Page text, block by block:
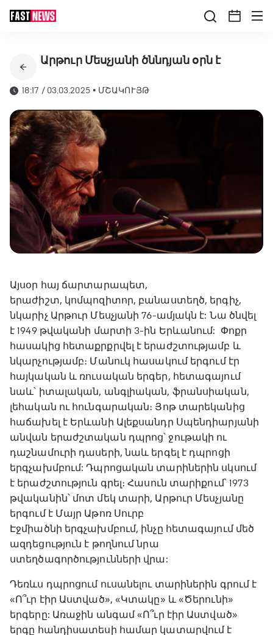
Արթուր Մեսչյանի ծննդյան օրն է
18:17 / 03.03.2025 • ՄՇԱԿՈՒՅԹ
Այսօր հայ ճարտարապետ,
երաժիշտ, կոմպոզիտոր, բանաստեղծ, երգիչ,
նկարիչ Արթուր Մեսչյանի 76-ամյակն է: Նա ծնվել
է 1949 թվականի մարտի 3-ին Երևանում: Փոքր
հասակից հետաքրքրվել է երաժշտությամբ և
նկարչությամբ։ Մանուկ հասակում երգում էր
հայկական և ռուսական երգեր, հետագայում
նաև՝ իտալական, անգլիական, ֆրանսիական,
լեհական ու հունգարական։ Յոթ տարեկանից
հաճախել է Երևանի Ալեքսանդր Սպենդիարյանի
անվան երաժշտական դպրոց՝ ջութակի ու
դաշնամուրի դասերի, նաև երգել է դպրոցի
երգչախմբում: Դպրոցական տարիներին սկսում
է երաժշտություն գրել։ Հասուն տարիքում՝ 1973
թվականին՝ մոտ մեկ տարի, Արթուր Մեսչյանը
երգում է Մայր Աթոռ Սուրբ
Էջմիածնի երգչախմբում, ինչը հետագայում մեծ
ազդեցություն է թողնում նրա
ստեղծագործությունների վրա:
Դեռևս դպրոցում ուսանելու տարիներին գրում է
«Ո՞ւր էիր Աստված», «Կտակը» և «Ծերունի»
երգերը: Առաջին անգամ «Ո՞ւր էիր Աստված»
երգը հանդիսատեսի համար կատարվում է